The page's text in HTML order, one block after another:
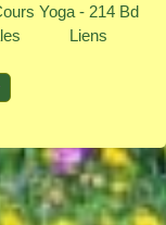
Yoga - 214 Bd
Liens